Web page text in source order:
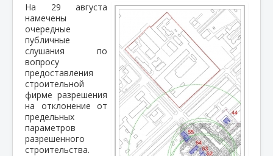
На 29 августа
намечены
очередные
публичные
слушания по
вопросу
предоставления
строительной
фирме разрешения
на отклонение от
предельных
параметров
разрешенного
строительства.